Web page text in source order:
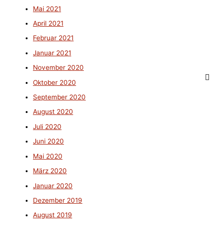
Mai 2021
April 2021
Februar 2021
Januar 2021
November 2020
Oktober 2020
September 2020
August 2020
Juli 2020
Juni 2020
Mai 2020
März 2020
Januar 2020
Dezember 2019
August 2019